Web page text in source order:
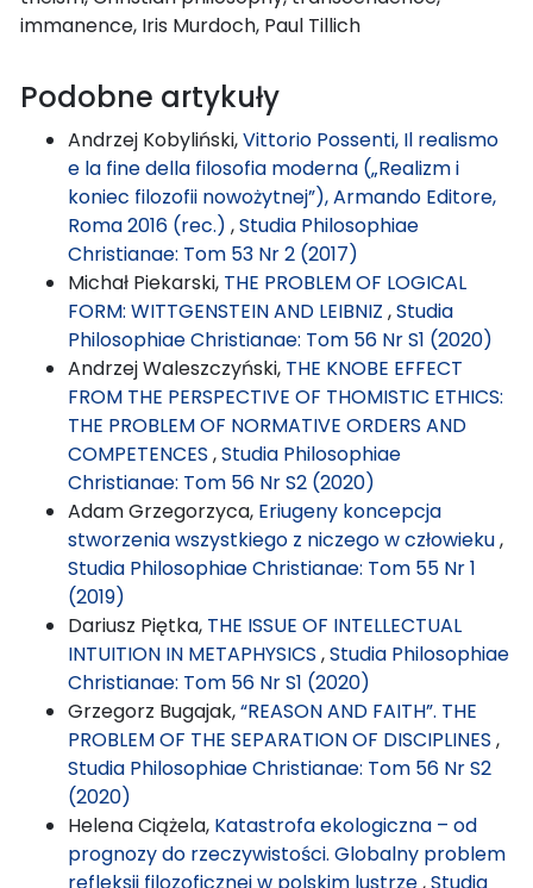
immanence, Iris Murdoch, Paul Tillich
Podobne artykuły
Andrzej Kobyliński,Vittorio Possenti, Il realismo
e la fine della filosofia moderna („Realizm i
koniec filozofii nowożytnej”), Armando Editore,
Roma 2016 (rec.) ,Studia Philosophiae
Christianae: Tom 53 Nr 2 (2017)
Michał Piekarski, THE PROBLEM OF LOGICAL
FORM: WITTGENSTEIN AND LEIBNIZ ,Studia
Philosophiae Christianae: Tom 56 Nr S1 (2020)
Andrzej Waleszczyński, THE KNOBE EFFECT
FROM THE PERSPECTIVE OF THOMISTIC ETHICS:
THE PROBLEM OF NORMATIVE ORDERS AND
COMPETENCES ,Studia Philosophiae
Christianae: Tom 56 Nr S2 (2020)
Adam Grzegorzyca, Eriugeny koncepcja
stworzenia wszystkiego z niczego w człowieku,
Studia Philosophiae Christianae: Tom 55 Nr 1
(2019)
Dariusz Piętka, THE ISSUE OF INTELLECTUAL
INTUITION IN METAPHYSICS ,Studia Philosophiae
Christianae: Tom 56 Nr S1 (2020)
Grzegorz Bugajak,“REASON AND FAITH”. THE
PROBLEM OF THE SEPARATION OF DISCIPLINES ,
Studia Philosophiae Christianae: Tom 56 Nr S2
(2020)
Helena Ciążela, Katastrofa ekologiczna – od
prognozy do rzeczywistości. Globalny problem